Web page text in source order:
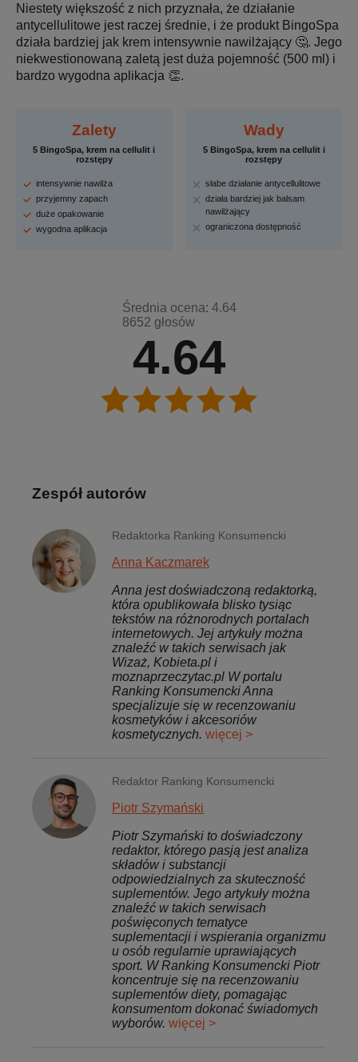
Niestety większość z nich przyznała, że działanie
antycellulitowe jest raczej średnie, i że produkt BingoSpa
działa bardziej jak krem intensywnie nawilżający 🤔. Jego
niekwestionowaną zaletą jest duża pojemność (500 ml) i
bardzo wygodna aplikacja 👏.
Zalety
5 BingoSpa, krem na cellulit i
rozstępy
intensywnie nawilża
przyjemny zapach
duże opakowanie
wygodna aplikacja
Wady
5 BingoSpa, krem na cellulit i
rozstępy
słabe działanie antycellulitowe
działa bardziej jak balsam
nawilżający
ograniczona dostępność
4.64
Średnia ocena: 4.64
8652 głosów
Zespół autorów
Redaktorka Ranking Konsumencki
Anna Kaczmarek
Anna jest doświadczoną redaktorką,
która opublikowała blisko tysiąc
tekstów na różnorodnych portalach
internetowych. Jej artykuły można
znaleźć w takich serwisach jak
Wizaż, Kobieta.pl i
moznaprzeczytac.pl W portalu
Ranking Konsumencki Anna
specjalizuje się w recenzowaniu
kosmetyków i akcesoriów
kosmetycznych. więcej >
Redaktor Ranking Konsumencki
Piotr Szymański
Piotr Szymański to doświadczony
redaktor, którego pasją jest analiza
składów i substancji
odpowiedzialnych za skuteczność
suplementów. Jego artykuły można
znaleźć w takich serwisach
poświęconych tematyce
suplementacji i wspierania organizmu
u osób regularnie uprawiających
sport. W Ranking Konsumencki Piotr
koncentruje się na recenzowaniu
suplementów diety, pomagając
konsumentom dokonać świadomych
wyborów. więcej >